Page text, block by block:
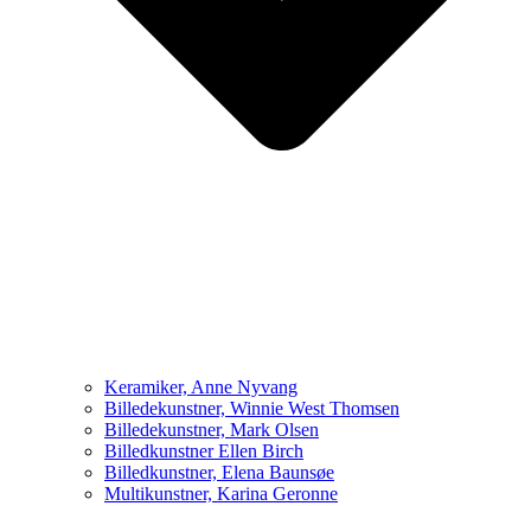
Keramiker, Anne Nyvang
Billedekunstner, Winnie West Thomsen
Billedekunstner, Mark Olsen
Billedkunstner Ellen Birch
Billedkunstner, Elena Baunsøe
Multikunstner, Karina Geronne